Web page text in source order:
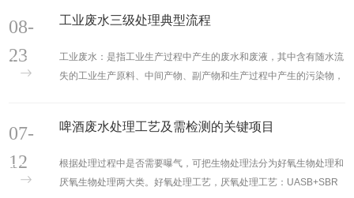
工业废水三级处理典型流程
工业废水：是指工业生产过程中产生的废水和废液，其中含有随水流
失的工业生产原料、中间产物、副产物和生产过程中产生的污染物，
仅去除废水中的悬浮物，主要采用物理方法，处理后的废水一般达不
呈胶体和溶解状态的有机物，使废水达到排放......
08-
23
啤酒废水处理工艺及需检测的关键项目
根据处理过程中是否需要曝气，可把生物处理法分为好氧生物处理和
厌氧生物处理两大类。好氧处理工艺，厌氧处理工艺：UASB+SBR
07-
12